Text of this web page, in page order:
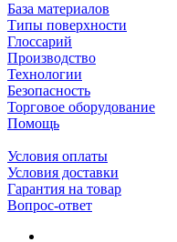
База материалов
Типы поверхности
Глоссарий
Производство
Технологии
Безопасность
Торговое оборудование
Помощь
Условия оплаты
Условия доставки
Гарантия на товар
Вопрос-ответ